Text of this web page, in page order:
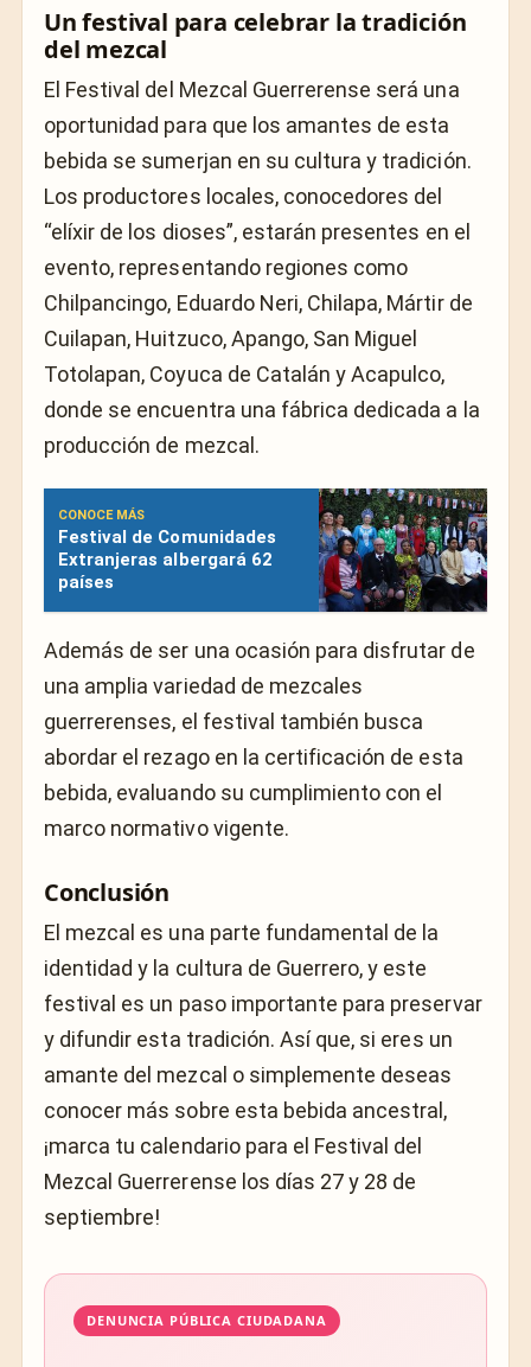
Un festival para celebrar la tradición
del mezcal
El Festival del Mezcal Guerrerense será una
oportunidad para que los amantes de esta
bebida se sumerjan en su cultura y tradición.
Los productores locales, conocedores del
“elíxir de los dioses”, estarán presentes en el
evento, representando regiones como
Chilpancingo, Eduardo Neri, Chilapa, Mártir de
Cuilapan, Huitzuco, Apango, San Miguel
Totolapan, Coyuca de Catalán y Acapulco,
donde se encuentra una fábrica dedicada a la
producción de mezcal.
CONOCE MÁS
Festival de Comunidades
Extranjeras albergará 62
países
Además de ser una ocasión para disfrutar de
una amplia variedad de mezcales
guerrerenses, el festival también busca
abordar el rezago en la certificación de esta
bebida, evaluando su cumplimiento con el
marco normativo vigente.
Conclusión
El mezcal es una parte fundamental de la
identidad y la cultura de Guerrero, y este
festival es un paso importante para preservar
y difundir esta tradición. Así que, si eres un
amante del mezcal o simplemente deseas
conocer más sobre esta bebida ancestral,
¡marca tu calendario para el Festival del
Mezcal Guerrerense los días 27 y 28 de
septiembre!
DENUNCIA PÚBLICA CIUDADANA